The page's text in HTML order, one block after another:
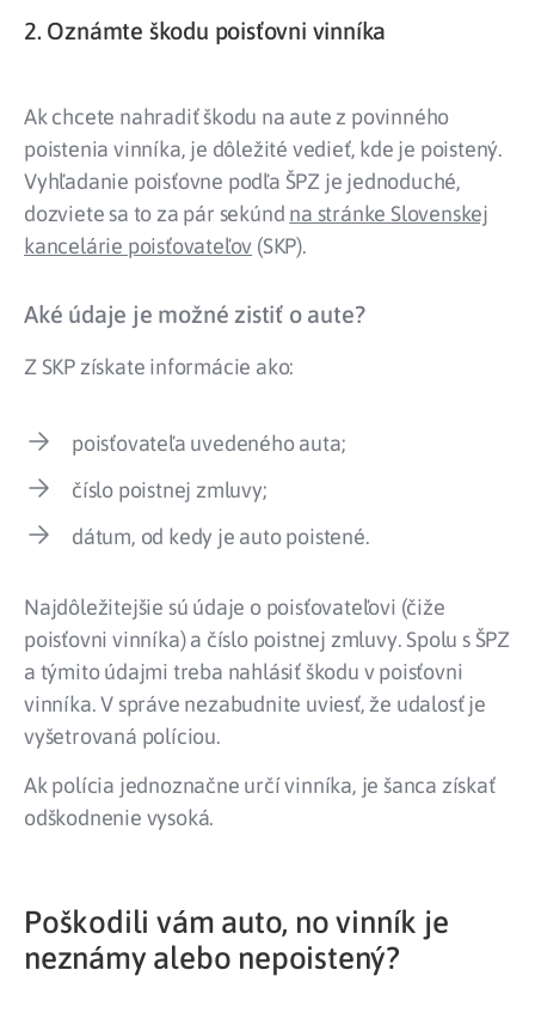
2. Oznámte škodu poisťovni vinníka
Ak chcete nahradiť škodu na aute z povinného
poistenia vinníka, je dôležité vedieť, kde je poistený.
Vyhľadanie poisťovne podľa ŠPZ je jednoduché,
dozviete sa to za pár sekúnd na stránke Slovenskej
kancelárie poisťovateľov (SKP).
Aké údaje je možné zistiť o aute?
Z SKP získate informácie ako:
poisťovateľa uvedeného auta;
číslo poistnej zmluvy;
dátum, od kedy je auto poistené.
Najdôležitejšie sú údaje o poisťovateľovi (čiže
poisťovni vinníka) a číslo poistnej zmluvy. Spolu s ŠPZ
a týmito údajmi treba nahlásiť škodu v poisťovni
vinníka. V správe nezabudnite uviesť, že udalosť je
vyšetrovaná políciou.
Ak polícia jednoznačne určí vinníka, je šanca získať
odškodnenie vysoká.
Poškodili vám auto, no vinník je
neznámy alebo nepoistený?